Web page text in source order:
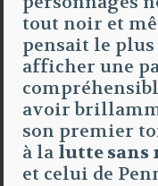
tout noir et
pensait le
afficher une
avoir
son premier
à la lutte sans
et celui de